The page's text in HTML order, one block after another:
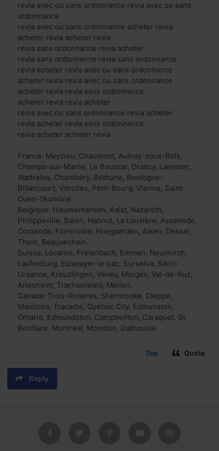
revia avec ou sans ordonnance revia avec ou sans
ordonnance
revia avec ou sans ordonnance acheter revia
acheter revia acheter revia
revia sans ordonnance revia acheter
revia sans ordonnance revia sans ordonnance
revia acheter revia avec ou sans ordonnance
acheter revia revia avec ou sans ordonnance
acheter revia revia sans ordonnance
acheter revia revia acheter
revia avec ou sans ordonnance revia acheter
revia acheter revia sans ordonnance
revia acheter acheter revia
France: Meyzieu, Chaumont, Aulnay-sous-Bois,
Champs-sur-Marne, Le Bouscat, Drancy, Lanester,
Wattrelos, Chambéry, Béthune, Boulogne-
Billancourt, Vitrolles, Petit-Bourg, Vienne, Saint-
Ouen-l'Aumône.
Belgique: Nieuwerkerken, Aalst, Nazareth,
Philippeville, Balen, Hannut, La Louvière, Assenede,
Oostende, Florenville, Hoegaarden, Alken, Dessel,
Thuin, Beauvechain.
Suisse: Locarno, Freienbach, Emmen, Neunkirch,
Laufenburg, Estavayer-le-Lac, Surselva, Saint-
Ursanne, Kreuzlingen, Vevey, Morges, Val-de-Ruz,
Arlesheim, Trachselwald, Meilen.
Canada: Trois-Rivieres, Sherbrooke, Dieppe,
Manitoba, Tracadie, Québec City, Edmunston,
Ontario, Edmundston, Campbellton, Caraquet, St.
Boniface, Montreal, Moncton, Dalhousie.
Top Quote
Reply